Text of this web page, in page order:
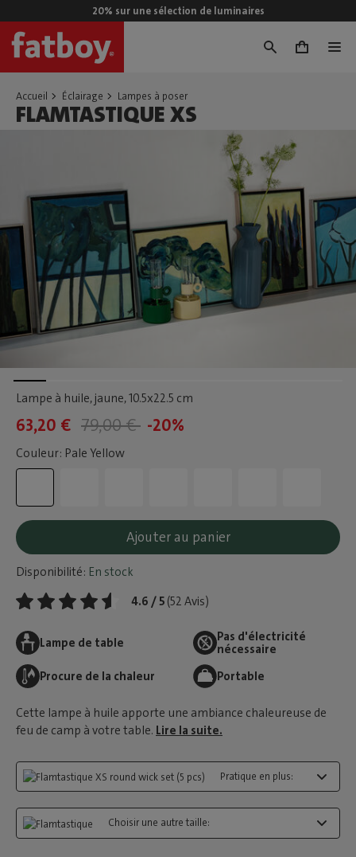
20% sur une sélection de luminaires
0
Accueil Éclairage Lampes à poser
FLAMTASTIQUE XS
Lampe à huile, jaune, 10.5x22.5 cm
63,20 € 79,00 € -20%
Couleur: Pale Yellow
Ajouter au panier
Disponibilité: En stock
4.6 / 5 (52 Avis)
Lampe de table
Pas d'électricité
nécessaire
Procure de la chaleur
Portable
Cette lampe à huile apporte une ambiance chaleureuse de
feu de camp à votre table. Lire la suite.
Pratique en plus:
Choisir une autre taille: